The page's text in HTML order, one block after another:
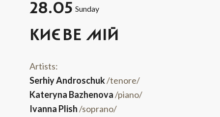
28.05 Sunday
КИЄВЕ МІЙ
Artists:
Serhiy Androschuk/tenore/
Kateryna Bazhenova/piano/
Ivanna Plish/soprano/